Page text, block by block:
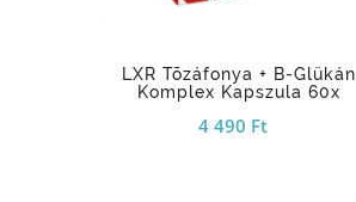
LXR Tõzáfonya + B-Glükán
Komplex Kapszula 60x
4 490 Ft